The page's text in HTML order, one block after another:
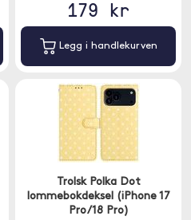
179 kr
Legg i handlekurven
Trolsk Polka Dot
lommebokdeksel (iPhone 17
Pro/18 Pro)